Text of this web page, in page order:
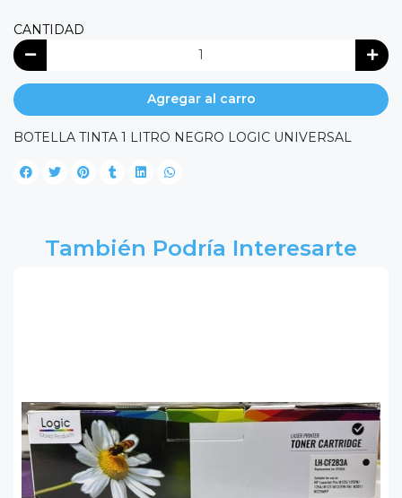
CANTIDAD
Agregar al carro
BOTELLA TINTA 1 LITRO NEGRO LOGIC UNIVERSAL
También Podría Interesarte